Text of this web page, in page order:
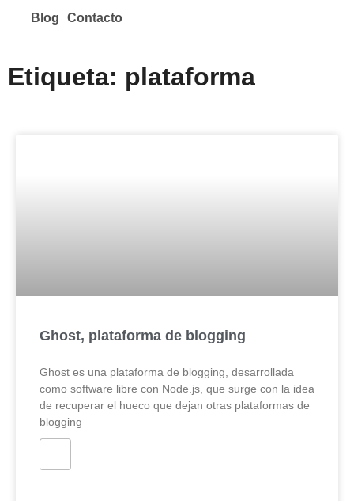
Blog Contacto
Etiqueta: plataforma
Ghost, plataforma de blogging
Ghost es una plataforma de blogging, desarrollada
como software libre con Node.js, que surge con la idea
de recuperar el hueco que dejan otras plataformas de
blogging